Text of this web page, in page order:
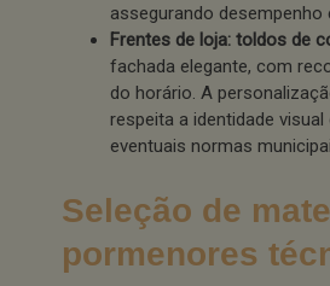
assegurando desempenho
Frentes de loja: toldos de
fachada elegante, com
do horário. A
respeita a identidade
eventuais normas
Seleção de
pormenores